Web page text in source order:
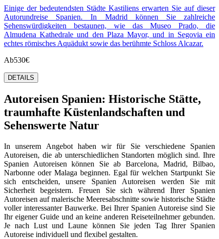
Einige der bedeutendsten Städte Kastiliens erwarten Sie auf dieser
Autorundreise Spanien. In Madrid können Sie zahlreiche
Sehenswürdigkeiten bestaunen, wie das Museo Prado, die
Almudena Kathedrale und den Plaza Mayor, und in Segovia ein
echtes römisches Aquädukt sowie das berühmte Schloss Alcazar.
Ab530€
DETAILS
Autoreisen Spanien: Historische Stätte,
traumhafte Küstenlandschaften und
Sehenswerte Natur
In unserem Angebot haben wir für Sie verschiedene Spanien
Autoreisen, die ab unterschiedlichen Standorten möglich sind. Ihre
Spanien Autoreisen können Sie ab Barcelona, Madrid, Bilbao,
Narbonne oder Malaga beginnen. Egal für welchen Startpunkt Sie
sich entscheiden, unsere Spanien Autoreisen werden Sie mit
Sicherheit begeistern. Freuen Sie sich während Ihrer Spanien
Autoreisen auf malerische Meeresabschnitte sowie historische Städte
voller interessanter Bauwerke. Bei Ihrer Spanien Autoreise sind Sie
Ihr eigener Guide und an keine anderen Reiseteilnehmer gebunden.
Je nach Lust und Laune können Sie jeden Tag Ihrer Spanien
Autoreise individuell und flexibel gestalten.